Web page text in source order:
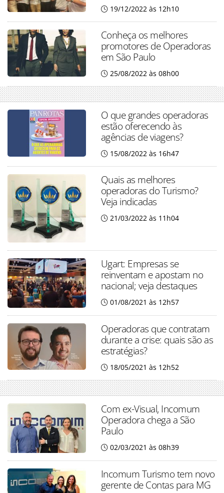
19/12/2022 às 12h10
Conheça os melhores
promotores de Operadoras
em São Paulo
25/08/2022 às 08h00
O que grandes operadoras
estão oferecendo às
agências de viagens?
15/08/2022 às 16h47
Quais as melhores
operadoras do Turismo?
Veja indicadas
21/03/2022 às 11h04
Ugart: Empresas se
reinventam e apostam no
nacional; veja destaques
01/08/2021 às 12h57
Operadoras que contratam
durante a crise: quais são as
estratégias?
18/05/2021 às 12h52
Com ex-Visual, Incomum
Operadora chega a São
Paulo
02/03/2021 às 08h39
Incomum Turismo tem novo
gerente de Contas para MG